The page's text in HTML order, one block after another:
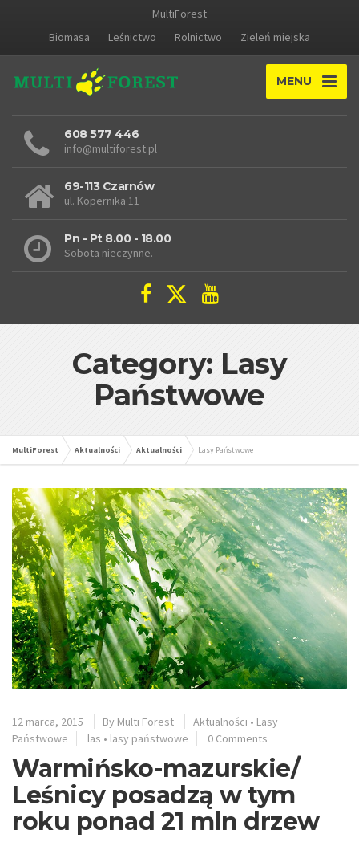
MultiForest
Biomasa
Leśnictwo Rolnictwo Zieleń miejska
MENU
608 577 446
info@multiforest.pl
69-113 Czarnów
ul. Kopernika 11
Pn - Pt 8.00 - 18.00
Sobota nieczynne.
Category: Lasy
Państwowe
MultiForest Aktualności Aktualności Lasy Państwowe
12 marca, 2015 By Multi Forest Aktualności • Lasy
Państwowe
las • lasy państwowe 0 Comments
Warmińsko-mazurskie/
Leśnicy posadzą w tym
roku ponad 21 mln drzew